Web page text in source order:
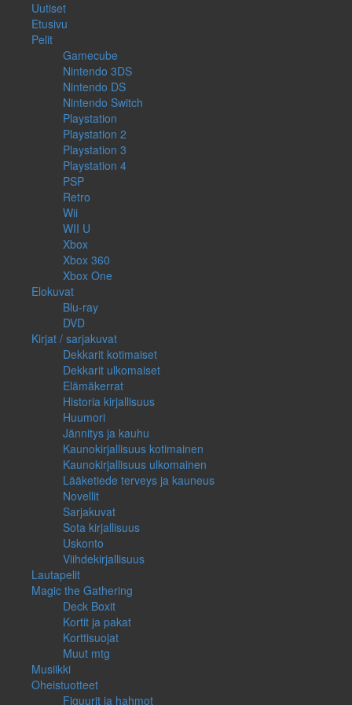
Uutiset
Etusivu
Pelit
Gamecube
Nintendo 3DS
Nintendo DS
Nintendo Switch
Playstation
Playstation 2
Playstation 3
Playstation 4
PSP
Retro
Wii
WII U
Xbox
Xbox 360
Xbox One
Elokuvat
Blu-ray
DVD
Kirjat / sarjakuvat
Dekkarit kotimaiset
Dekkarit ulkomaiset
Elämäkerrat
Historia kirjallisuus
Huumori
Jännitys ja kauhu
Kaunokirjallisuus kotimainen
Kaunokirjallisuus ulkomainen
Lääketiede terveys ja kauneus
Novellit
Sarjakuvat
Sota kirjallisuus
Uskonto
Viihdekirjallisuus
Lautapelit
Magic the Gathering
Deck Boxit
Kortit ja pakat
Korttisuojat
Muut mtg
Musiikki
Oheistuotteet
Figuurit ja hahmot